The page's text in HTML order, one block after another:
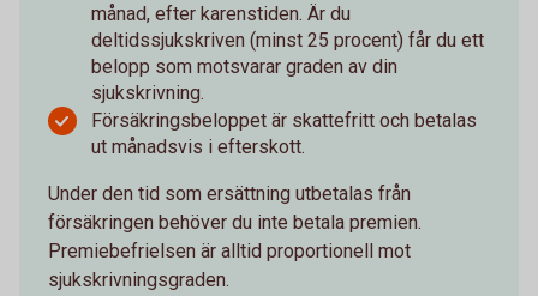
månad, efter karenstiden. Är du
deltidssjukskriven (minst 25 procent) får du ett
belopp som motsvarar graden av din
sjukskrivning.
Försäkringsbeloppet är skattefritt och betalas
ut månadsvis i efterskott.
Under den tid som ersättning utbetalas från
försäkringen behöver du inte betala premien.
Premiebefrielsen är alltid proportionell mot
sjukskrivningsgraden.